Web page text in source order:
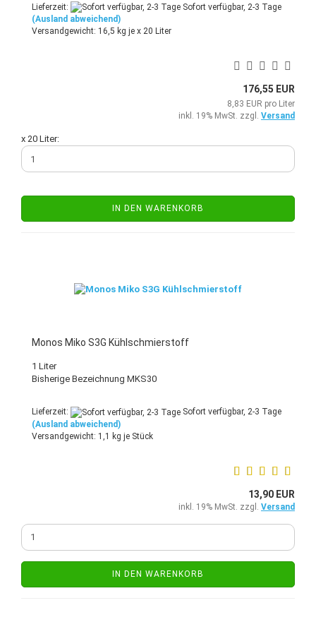
Lieferzeit:
Sofort verfügbar, 2-3 Tage
(Ausland abweichend)
Versandgewicht: 16,5 kg je x 20 Liter
176,55 EUR
8,83 EUR pro Liter
inkl. 19% MwSt. zzgl. Versand
x 20 Liter:
IN DEN WARENKORB
Monos Miko S3G Kühlschmierstoff
1 Liter
Bisherige Bezeichnung MKS30
Lieferzeit:
Sofort verfügbar, 2-3 Tage
(Ausland abweichend)
Versandgewicht: 1,1 kg je Stück
13,90 EUR
inkl. 19% MwSt. zzgl. Versand
IN DEN WARENKORB